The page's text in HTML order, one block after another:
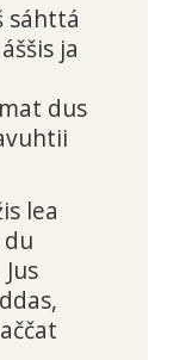
sáhttá
ja
dus
lea